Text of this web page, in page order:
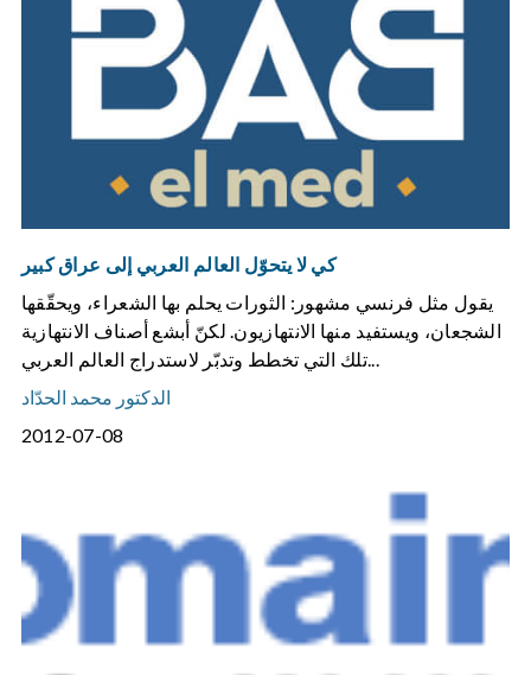
كي لا يتحوّل العالم العربي إلى عراق كبير
يقول مثل فرنسي مشهور: الثورات يحلم بها الشعراء، ويحقّقها
الشجعان، ويستفيد منها الانتهازيون. لكنّ أبشع أصناف الانتهازية
تلك التي تخطط وتدبّر لاستدراج العالم العربي...
الدكتور محمد الحدّاد
2012-07-08